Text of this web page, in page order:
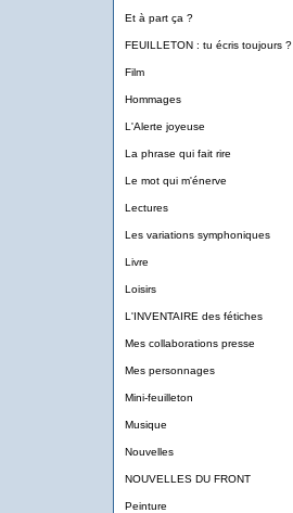
Et à part ça ?
FEUILLETON : tu écris toujours ?
Film
Hommages
L'Alerte joyeuse
La phrase qui fait rire
Le mot qui m'énerve
Lectures
Les variations symphoniques
Livre
Loisirs
L'INVENTAIRE des fétiches
Mes collaborations presse
Mes personnages
Mini-feuilleton
Musique
Nouvelles
NOUVELLES DU FRONT
Peinture